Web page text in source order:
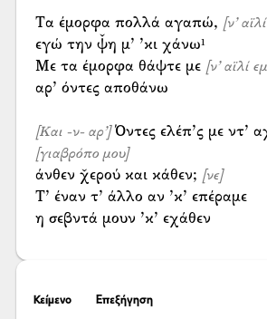
Τα έμορφα πολλά αγαπώ, [ν’
εγώ την ψ̌η μ’ ’κι χάνω¹
Με τα έμορφα θάψτε με [ν’ αϊλί
αρ’ όντες αποθάνω
[Και -ν- αρ’]Όντες ελέπ’ς με ντ’
[γιαβρόπο μου]
άνθεν χ̌ερού και κάθεν; [νε]
Τ’ έναν τ’ άλλο αν ’κ’ επέραμε
η σεβντά μουν ’κ’ εχάθεν
Κείμενο Επεξήγηση